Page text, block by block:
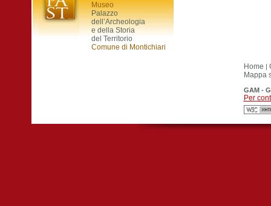
Museo
Palazzo
dell’Archeologia
e della Storia
del Territorio
Comune di Montichiari
Home |
Mappa
GAM -
Per